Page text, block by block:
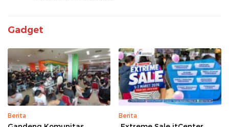
Gadget
Berita Berita